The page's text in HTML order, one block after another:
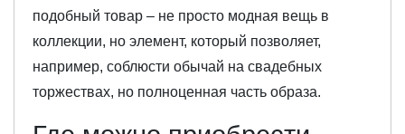
подобный товар – не просто модная вещь в
коллекции, но элемент, который позволяет,
например, соблюсти обычай на свадебных
торжествах, но полноценная часть образа.